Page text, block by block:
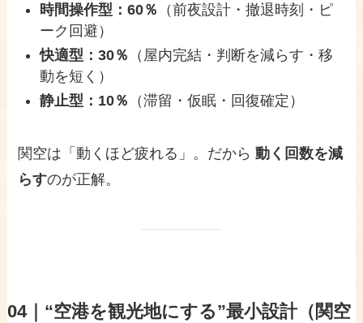
時間操作型：60％
（前夜設計・撤退時刻・ピ
ーク回避）
快適型：30％
（屋内完結・判断を減らす・移
動を短く）
静止型：10％
（滞留・仮眠・回復確定）
関空は「動くほど疲れる」。だから動く回数を減
らすのが正解。
04｜“空港を観光地にする”最小設計（関空